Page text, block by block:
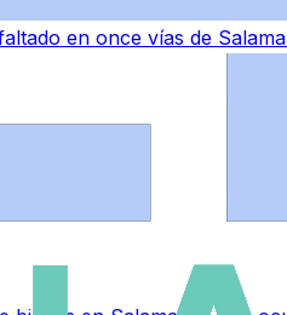
en once vías de